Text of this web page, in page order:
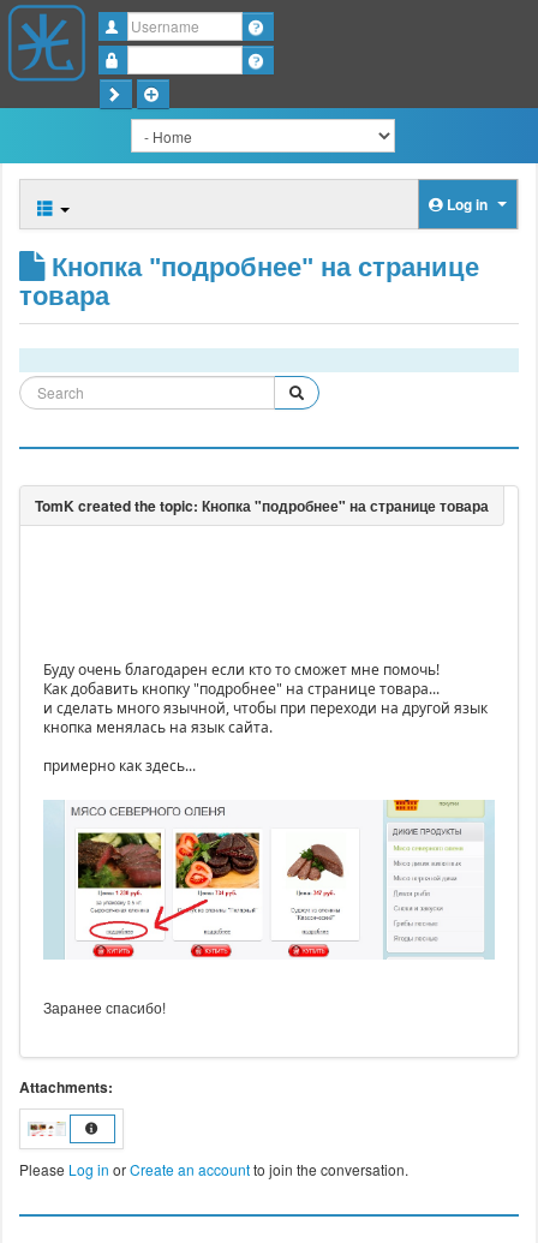
Username
Log in
Кнопка "подробнее" на странице
товара
Буду очень благодарен если кто то сможет мне помочь!
Как добавить кнопку "подробнее" на странице товара...
и сделать много язычной, чтобы при переходи на другой язык
кнопка менялась на язык сайта.
примерно как здесь...
Заранее спасибо!
Attachments:
Please Log in orCreate an accountto join the conversation.